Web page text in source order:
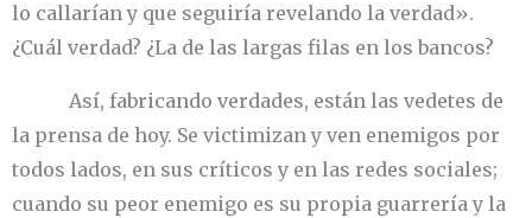
lo callarían y que seguiría revelando la verdad».
¿Cuál verdad? ¿La de las largas filas en los bancos?
Así, fabricando verdades, están las vedetes de
la prensa de hoy. Se victimizan y ven enemigos por
todos lados, en sus críticos y en las redes sociales;
cuando su peor enemigo es su propia guarrería y la